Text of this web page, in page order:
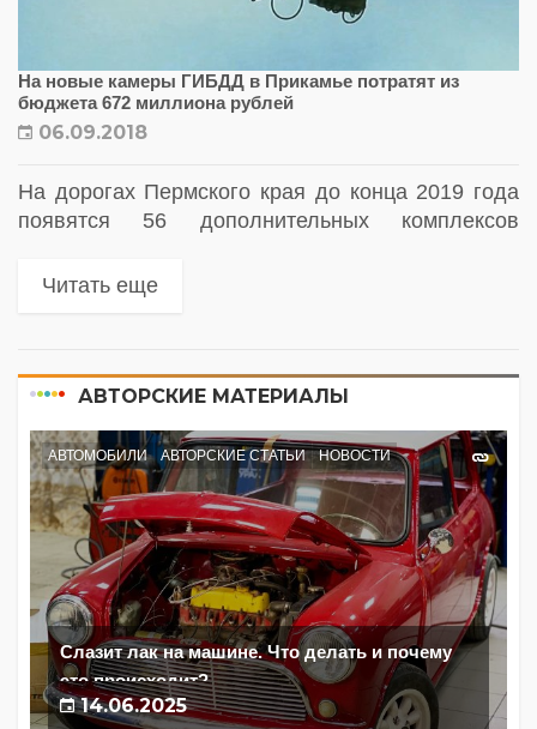
На новые камеры ГИБДД в Прикамье потратят из
бюджета 672 миллиона рублей
06.09.2018
На дорогах Пермского края до конца 2019 года
появятся 56 дополнительных комплексов
контроля. Они будут выявлять нарушения
Читать еще
АВТОРСКИЕ МАТЕРИАЛЫ
АВТОМОБИЛИ АВТОРСКИЕ СТАТЬИ НОВОСТИ
Слазит лак на машине. Что делать и почему
это происходит?
14.06.2025